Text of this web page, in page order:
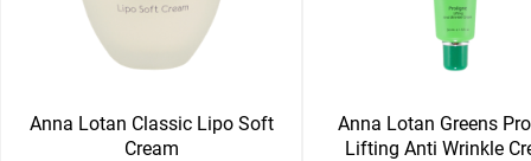
Anna Lotan Classic Lipo Soft
Cream
Anna Lotan Greens
Lifting Anti Wrinkle